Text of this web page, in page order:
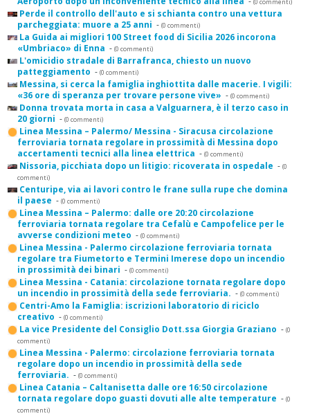
(0 commenti)
Perde il controllo dell'auto e si schianta contro una vettura
parcheggiata: muore a 25 anni - (0 commenti)
La Guida ai migliori 100 Street food di Sicilia 2026 incorona
«Umbriaco» di Enna - (0 commenti)
L'omicidio stradale di Barrafranca, chiesto un nuovo
patteggiamento - (0 commenti)
Messina, si cerca la famiglia inghiottita dalle macerie. I vigili:
«36 ore di speranza per trovare persone vive» - (0 commenti)
Donna trovata morta in casa a Valguarnera, è il terzo caso in
20 giorni - (0 commenti)
Linea Messina – Palermo/ Messina - Siracusa circolazione
ferroviaria tornata regolare in prossimità di Messina dopo
accertamenti tecnici alla linea elettrica - (0 commenti)
Nissoria, picchiata dopo un litigio: ricoverata in ospedale - (0
commenti)
Centuripe, via ai lavori contro le frane sulla rupe che domina
il paese - (0 commenti)
Linea Messina – Palermo: dalle ore 20:20 circolazione
ferroviaria tornata regolare tra Cefalù e Campofelice per le
avverse condizioni meteo - (0 commenti)
Linea Messina - Palermo circolazione ferroviaria tornata
regolare tra Fiumetorto e Termini Imerese dopo un incendio
in prossimità dei binari - (0 commenti)
Linea Messina - Catania: circolazione tornata regolare dopo
un incendio in prossimità della sede ferroviaria. - (0 commenti)
Centri-Amo la Famiglia: iscrizioni laboratorio di riciclo
creativo - (0 commenti)
La vice Presidente del Consiglio Dott.ssa Giorgia Graziano - (0
commenti)
Linea Messina - Palermo: circolazione ferroviaria tornata
regolare dopo un incendio in prossimità della sede
ferroviaria. - (0 commenti)
Linea Catania – Caltanisetta dalle ore 16:50 circolazione
tornata regolare dopo guasti dovuti alle alte temperature - (0
commenti)